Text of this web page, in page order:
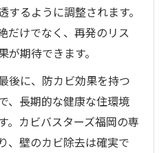
るように調整されます。
だけでなく、再発のリス
が期待できます。
後に、防カビ効果を持つ
、長期的な健康な住環境
。カビバスターズ福岡の専
、壁のカビ除去は確実で